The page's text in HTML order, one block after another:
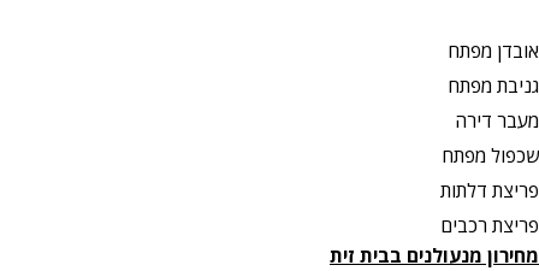
אובדן מפתח
גניבת מפתח
מעבר דירה
שכפול מפתח
פריצת דלתות
פריצת רכבים
מחירון מנעולנים בבית זית